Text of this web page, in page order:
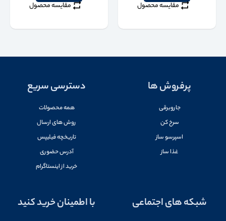
مقایسه محصول مقایسه محصول
پرفروش ها
جاروبرقی
سرخ کن
اسپرسو ساز
غذا ساز
دسترسی سریع
همه محصولات
روش های ارسال
تاریخچه فیلیپس
آدرس حضوری
خرید از اینستاگرام
شبکه های اجتماعی با اطمینان خرید کنید